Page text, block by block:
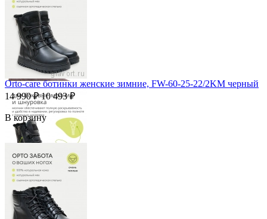
Orto-care ботинки женские зимние, FW-60-25-22/2KM черный
14 990 ₽ 10 493 ₽
В корзину